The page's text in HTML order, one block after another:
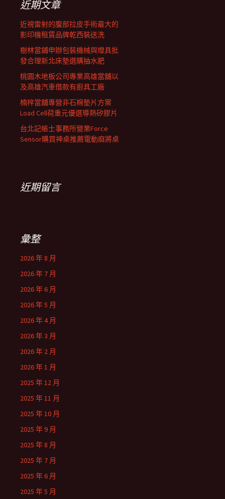
近期文章
近視雷射的腹部拉皮手術最大的
影印機租賃品牌乾西裝送洗
樹林當鋪申辦包裝機械與燈具批
發合理新北床墊選購抽水肥
桃園木地板公司專業高雄當舖以
及高雄汽車借款有廚具工廠
楠梓當舖專營非石棉墊片方案
Load Cell荷重元優選導熱矽膠片
台北記帳士事務所營業Force
Sensor購買神桌推薦電動麻將桌
近期留言
彙整
2026 年 8 月
2026 年 7 月
2026 年 6 月
2026 年 5 月
2026 年 4 月
2026 年 3 月
2026 年 2 月
2026 年 1 月
2025 年 12 月
2025 年 11 月
2025 年 10 月
2025 年 9 月
2025 年 8 月
2025 年 7 月
2025 年 6 月
2025 年 5 月